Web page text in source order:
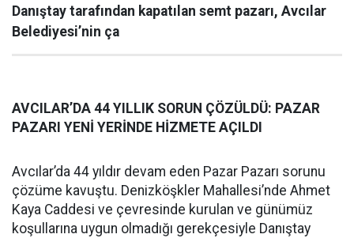
Danıştay tarafından kapatılan semt pazarı, Avcılar
Belediyesi’nin ça
AVCILAR’DA 44 YILLIK SORUN ÇÖZÜLDÜ: PAZAR
PAZARI YENİ YERİNDE HİZMETE AÇILDI
Avcılar’da 44 yıldır devam eden Pazar Pazarı sorunu
çözüme kavuştu. Denizköşkler Mahallesi’nde Ahmet
Kaya Caddesi ve çevresinde kurulan ve günümüz
koşullarına uygun olmadığı gerekçesiyle Danıştay